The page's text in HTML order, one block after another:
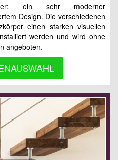
ein sehr moderner
Design. Die verschiedenen
einen starken visuellen
werden und wird ohne
angeboten.